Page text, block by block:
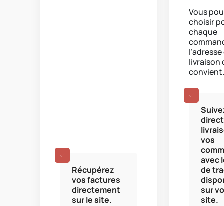
Récupérez
vos factures
directement
sur le site.
Vous
choisir
chaque
livraison
convient.
vos
avec
de
sur
site.